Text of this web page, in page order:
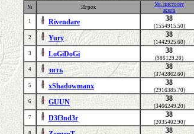
№ Игрок
Ум. пистолет
всего
1
Rivendare 38
(1554915.50)
2 Yury 38
(1442925.60)
3 LoGiDoGi 38
(986129.20)
4 зять 38
(3742862.60)
5 xShadowmanx 38
(2916385.70)
6 GUUN 38
(3466249.20)
7 D3f3nd3r 38
(2035402.90)
38